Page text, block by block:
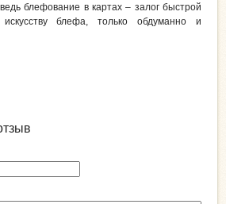
блефование в картах – залог быстрой
блефа, только обдуманно и